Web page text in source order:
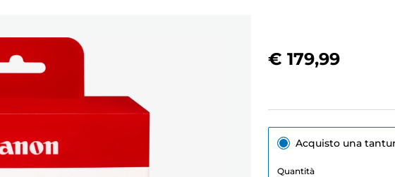
€ 179,99
Acquisto una
Quantità